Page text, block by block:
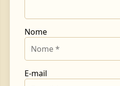
Nome
E-mail